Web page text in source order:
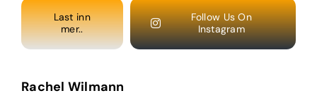
Last inn
mer..
Follow Us On
Instagram
Rachel Wilmann